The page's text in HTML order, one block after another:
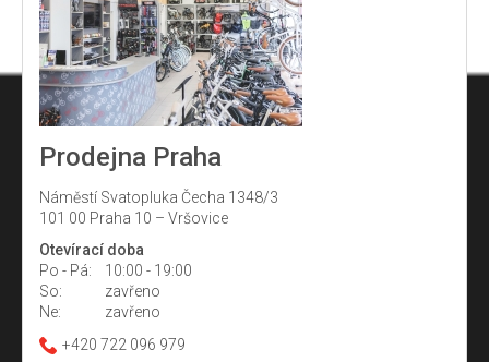
Prodejna Praha
Náměstí Svatopluka Čecha 1348/3
101 00 Praha 10 – Vršovice
Otevírací doba
Po - Pá:
10:00 - 19:00
So:
zavřeno
Ne:
zavřeno
+420 722 096 979